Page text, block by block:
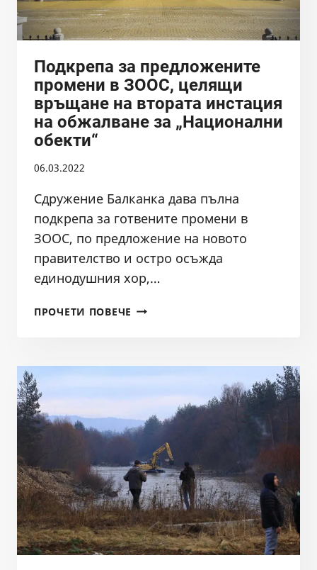
Подкрепа за предложените
промени в ЗООС, целящи
връщане на втората инстация
на обжалване за „Национални
обекти“
06.03.2022
Сдружение Балканка дава пълна
подкрепа за готвените промени в
ЗООС, по предложение на новото
правителство и остро осъжда
единодушния хор,…
ПРОЧЕТИ ПОВЕЧЕ ПОДКРЕПА
ЦЕЛЯЩИ
ВРЪЩАНЕ
НА
ВТОРАТА
ИНСТАЦИЯ
НА
ОБЖАЛВАНЕ
ЗА
„НАЦИОНАЛНИ
ОБЕКТИ“